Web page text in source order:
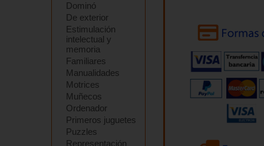
Dominó
De exterior
Estimulación
intelectual y
memoria
Familiares
Manualidades
Motrices
Muñecos
Ordenador
Primeros juguetes
Puzzles
Representación